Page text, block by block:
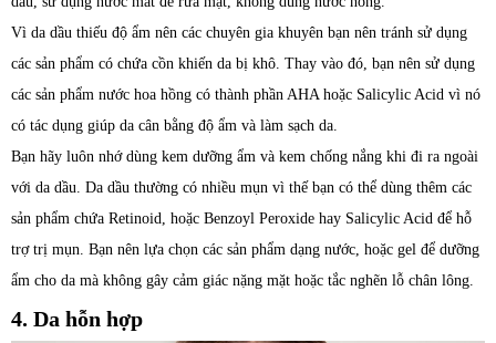
Vì da dầu thiếu độ ẩm nên các chuyên gia khuyên bạn nên tránh sử dụng
các sản phẩm có chứa cồn khiến da bị khô. Thay vào đó, bạn nên sử dụng
các sản phẩm nước hoa hồng có thành phần AHA hoặc Salicylic Acid vì nó
có tác dụng giúp da cân bằng độ ẩm và làm sạch da.
Bạn hãy luôn nhớ dùng kem dưỡng ẩm và kem chống nắng khi đi ra ngoài
với da dầu. Da dầu thường có nhiều mụn vì thế bạn có thể dùng thêm các
sản phẩm chứa Retinoid, hoặc Benzoyl Peroxide hay Salicylic Acid để hỗ
trợ trị mụn. Bạn nên lựa chọn các sản phẩm dạng nước, hoặc gel để dưỡng
ẩm cho da mà không gây cảm giác nặng mặt hoặc tắc nghẽn lỗ chân lông.
4. Da hỗn hợp